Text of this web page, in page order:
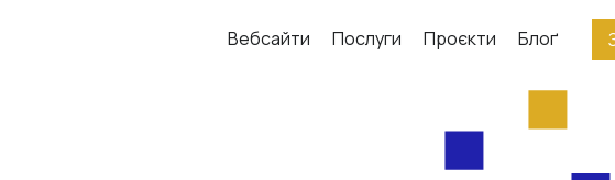
Вебсайти Послуги Проєкти Блоґ